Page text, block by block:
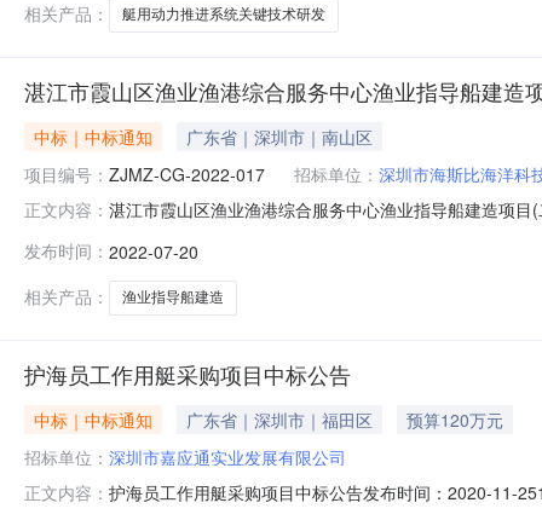
相关产品：
艇用动力推进系统关键技术研发
湛江市霞山区渔业渔港综合服务中心渔业指导船建造
中标｜中标通知
广东省｜深圳市｜南山区
项目编号： ZJMZ-CG-2022-017 招标单位： 深圳市海斯比海洋科
正文内容： 湛江市霞山区渔业渔港综合服务中心渔业指导船建造项
蛇口渔港渔船修造基地3号厂房998,500.00元四、主要标
目号品
发布时间： 2022-07-20
相关产品：
渔业指导船建造
护海员工作用艇采购项目中标公告
中标｜中标通知 广东省｜深圳市｜福田区
预算120万元
招标单位： 深圳市嘉应通实业发展有限公司
正文内容： 护海员工作用艇采购项目中标公告发布时间：2020-11-